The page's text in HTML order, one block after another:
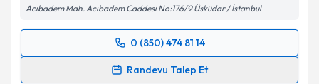
Acıbadem Mah. Acıbadem Caddesi No:176/9 Üsküdar / İstanbul
0 (850) 474 81 14
Randevu Talep Et
Randevu Takvimi Talebi